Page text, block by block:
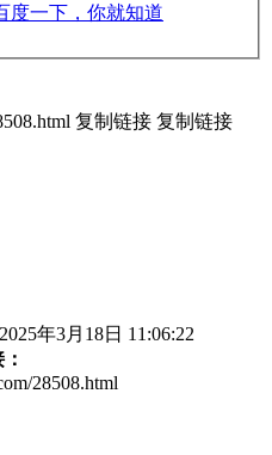
度一下，你就知道
复制链接 复制链接
年3月18日 11:06:22
28508.html